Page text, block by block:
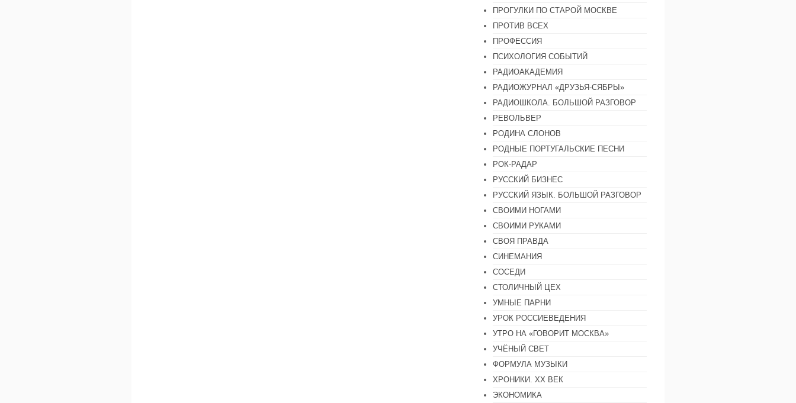
ПРОГУЛКИ ПО СТАРОЙ МОСКВЕ
ПРОТИВ ВСЕХ
ПРОФЕССИЯ
ПСИХОЛОГИЯ СОБЫТИЙ
РАДИОАКАДЕМИЯ
РАДИОЖУРНАЛ «ДРУЗЬЯ-СЯБРЫ»
РАДИОШКОЛА. БОЛЬШОЙ РАЗГОВОР
РЕВОЛЬВЕР
РОДИНА СЛОНОВ
РОДНЫЕ ПОРТУГАЛЬСКИЕ ПЕСНИ
РОК-РАДАР
РУССКИЙ БИЗНЕС
РУССКИЙ ЯЗЫК. БОЛЬШОЙ РАЗГОВОР
СВОИМИ НОГАМИ
СВОИМИ РУКАМИ
СВОЯ ПРАВДА
СИНЕМАНИЯ
СОСЕДИ
СТОЛИЧНЫЙ ЦЕХ
УМНЫЕ ПАРНИ
УРОК РОССИЕВЕДЕНИЯ
УТРО НА «ГОВОРИТ МОСКВА»
УЧЁНЫЙ СВЕТ
ФОРМУЛА МУЗЫКИ
ХРОНИКИ. ХХ ВЕК
ЭКОНОМИКА